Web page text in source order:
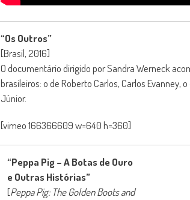
“Os Outros”
[Brasil, 2016]
O documentário dirigido por Sandra Werneck
brasileiros: o de Roberto Carlos, Carlos Evanney,
Júnior.
[vimeo 166366609 w=640 h=360]
“Peppa Pig – A Botas de Ouro
e Outras Histórias”
[Peppa Pig: The Golden Boots and